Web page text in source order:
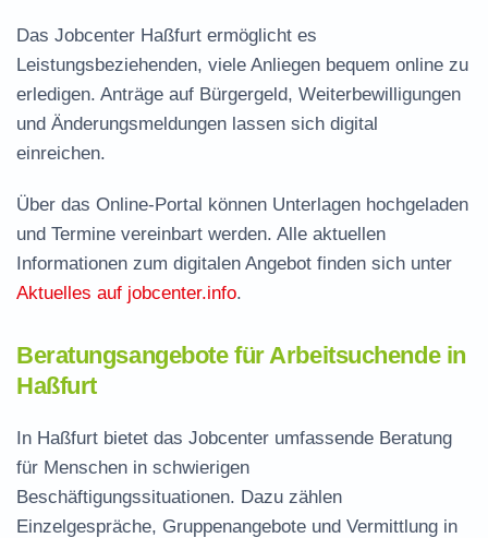
Das Jobcenter Haßfurt ermöglicht es
Leistungsbeziehenden, viele Anliegen bequem online zu
erledigen. Anträge auf Bürgergeld, Weiterbewilligungen
und Änderungsmeldungen lassen sich digital
einreichen.
Über das Online-Portal können Unterlagen hochgeladen
und Termine vereinbart werden. Alle aktuellen
Informationen zum digitalen Angebot finden sich unter
Aktuelles auf jobcenter.info.
Beratungsangebote für Arbeitsuchende in
Haßfurt
In Haßfurt bietet das Jobcenter umfassende Beratung
für Menschen in schwierigen
Beschäftigungssituationen. Dazu zählen
Einzelgespräche, Gruppenangebote und Vermittlung in